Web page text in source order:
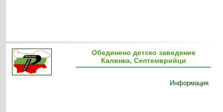
Обединено детско заведение
Калинка, Септемврийци
Информация